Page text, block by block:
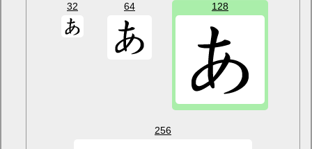
32 64 128
256